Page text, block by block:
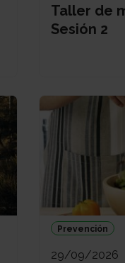
Taller de
Sesión 2
Prevención
29/09/2026